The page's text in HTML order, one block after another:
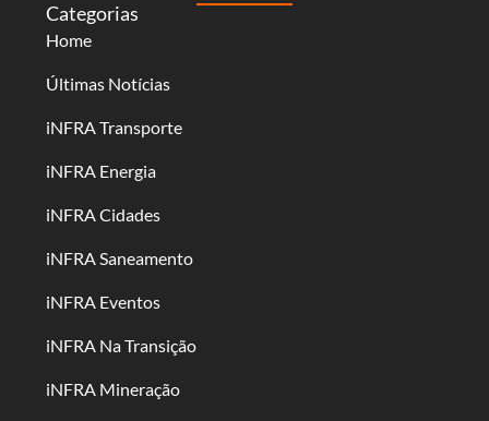
Categorias
Home
Últimas Notícias
iNFRA Transporte
iNFRA Energia
iNFRA Cidades
iNFRA Saneamento
iNFRA Eventos
iNFRA Na Transição
iNFRA Mineração